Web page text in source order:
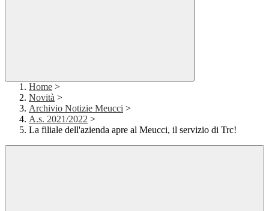
Home >
Novità >
Archivio Notizie Meucci >
A.s. 2021/2022 >
La filiale dell'azienda apre al Meucci, il servizio di Trc!